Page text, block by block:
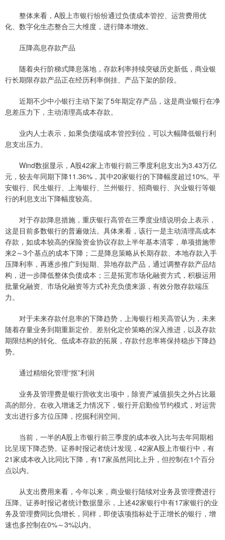
整体来看，A股上市银行纷纷通过负债成本管控、运营费用优
化、数字化生态整合三大维度，进行降本增效。
压降高息存款产品
随着央行阶梯式降息落地，存款利率持续突破历史新低，商业银
行长期限存款产品正在经历利率倒挂、产品下架的阶段。
近期不少中小银行主动下架了5年期定存产品，这是商业银行在净
息差压力下，主动清理高成本存款。
业内人士表示，如果负债端成本管控到位，可以大幅降低银行利
息支出压力。
Wind数据显示，A股42家上市银行前三季度利息支出为3.43万亿
元，较去年同期下降11.36%，其中20家银行的下降幅度超过10%。平
安银行、民生银行、上海银行、兰州银行、招商银行、兴业银行等银
行的利息支出下降幅度较高。
对于存款降息措施，重庆银行高管在三季度业绩说明会上表示，
这是目前多数银行的普遍做法。具体来看，该行一是主动清理高成本
存款，如成本较高的保险资金协议存款上半年基本清零，单项措施带
来2～3个基点的成本下降；二是降息策略从长期存款、本地存款入手
压降利率，再逐步推广到短期、异地存款产品，通过调整存款产品结
构，进一步降低整体负债成本；三是拓宽市场化融资方式，积极运用
批量化融资、市场化融资等方式补充负债来源，有效分散存款端压
力。
对于未来存款付息率的下降趋势，上海银行相关高管认为，未来
随着存量业务到期重新定价、差别化定价策略的深入推进，以及存款
期限结构的转化、低成本存款的拓展，存款付息率将保持稳步下降趋
势。
通过精细化管理“抠”利润
业务及管理费是银行营收支出项中，除资产减值损失之外占比最
高的部分。在收入增速乏力情况下，银行开启勤俭节约模式，对运营
支出进行多方位压降，挖掘利润空间。
当前，一半的A股上市银行前三季度的成本收入比与去年同期相
比呈现下降态势。证券时报记者统计发现，42家A股上市银行中，有
21家成本收入比同比下降，有17家虽然同比上升，但控制在1个百分
点以内。
从支出费用来看，今年以来，商业银行陆续对业务及管理费进行
压降。证券时报记者统计数据显示，上述42家银行中有17家银行的业
务及管理费同比负增长，同样，即使该项指标处于正增长的银行，增
速也多控制在0%～3%以内。